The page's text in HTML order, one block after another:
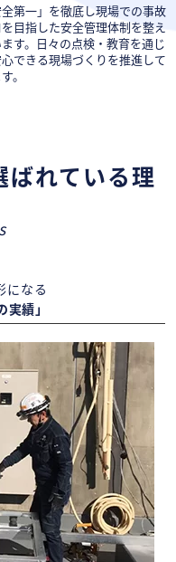
全第一」を徹底し現場での事故
目指した安全管理体制を整え
す。日々の点検・教育を通じ
できる現場づくりを推進して
。
れている理
になる
実績」